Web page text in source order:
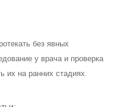
без явных
у врача и проверка
их на ранних стадиях.